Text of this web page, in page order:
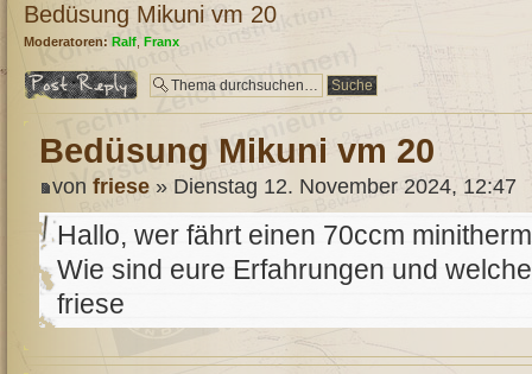
Bedüsung Mikuni vm 20
Moderatoren: Ralf Franx
Antwort erstellen
Bedüsung Mikuni vm 20
von friese » Dienstag 12. November 2024, 12:47
Hallo, wer fährt einen 70ccm
Wie sind eure Erfahrungen und
friese